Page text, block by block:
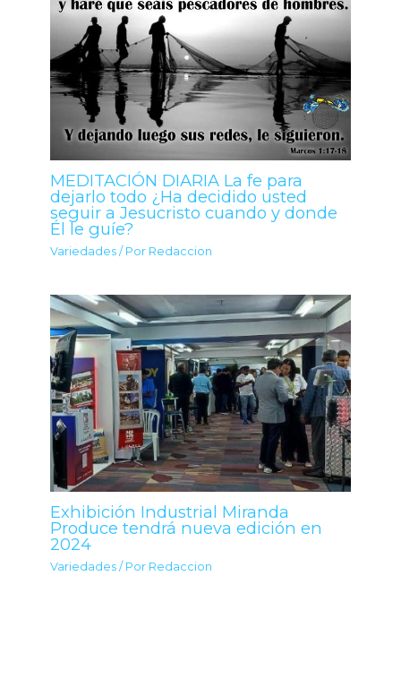
MEDITACIÓN DIARIA La fe para
dejarlo todo ¿Ha decidido usted
seguir a Jesucristo cuando y donde
Él le guíe?
Variedades / Por Redaccion
Exhibición Industrial Miranda
Produce tendrá nueva edición en
2024
Variedades / Por Redaccion